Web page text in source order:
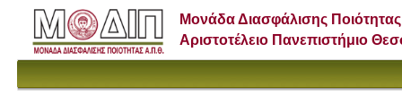
Μονάδα Διασφάλισης Ποιότητας
Αριστοτέλειο Πανεπιστήμιο